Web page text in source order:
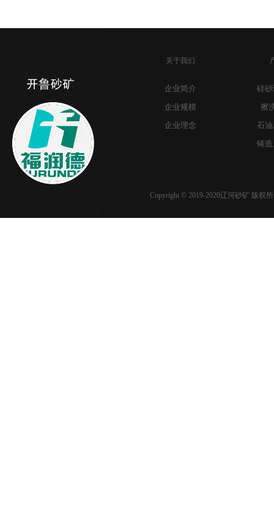
关于我们
企业简介
企业规模
企业理念
硅
擦
石
铸
Copyright © 2019-2020辽河砂矿 版权